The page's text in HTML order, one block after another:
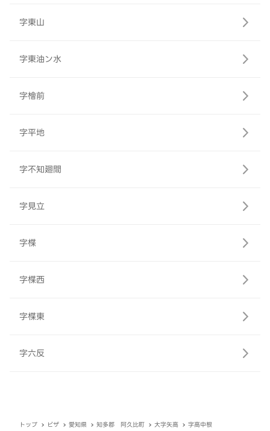
字東山
字東油ン水
字檜前
字平地
字不知廻間
字見立
字楪
字楪西
字楪東
字六反
トップ ピザ 愛知県 知多郡 阿久比町 大字矢高 字高中根